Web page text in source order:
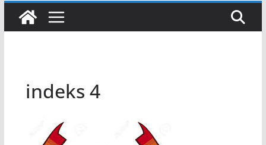
indeks 4